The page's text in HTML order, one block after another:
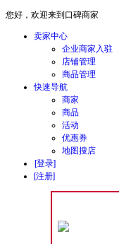
您好，欢迎来到口碑商家
卖家中心
企业商家入驻
店铺管理
商品管理
快速导航
商家
商品
活动
优惠券
地图搜店
[登录]
[注册]